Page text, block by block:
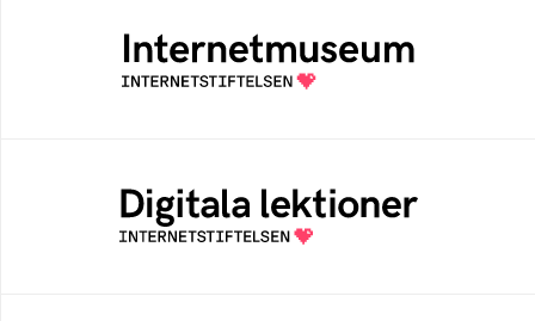
Ett digitalt museum som byggts, och kureras
av Internetstiftelsen
Öppen digital lärresurs med färdiga lektioner
för alla stadier i grundskolan